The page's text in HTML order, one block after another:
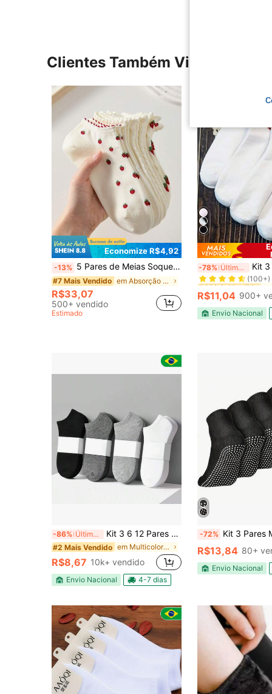
Clientes Também Visitaram
Economize R$4,92
-13% 5 Pares de Meias Soquete Brancas Femininas com Estampa Fofa de Morango, Antiderrapante e Respirável, Adequadas para Primavera e Verão, Apropriadas para Esportes e Lazer
#7 Mais Vendido em Absorção de umidade Meias Femininas
R$33,07
500+ vendido
Estimado
-78% Últimos 3 dias Kit 3 6 12 Meias Femininas Tipo
#4 Mais Vendido
(100+)
#4 Mais Vendido
(100+)
#4 Mais Vendido
(100+)
#4 Mais Vendido
(100+)
R$11,04 900+
Envio Nacional
-86% Últimos 3 dias Kit 3 6 12 Pares Meias Soquete Cano Curto Unissex Multicolorido Tamanho 35-40
#2 Mais Vendido em Multicolorido Meias Femininas
R$8,67 10k+ vendido
Envio Nacional 4-7 dias
-72% Kit 3 Pares Meia Pilates Cano Curto Soquete Com
R$13,84 80+
Envio Nacional